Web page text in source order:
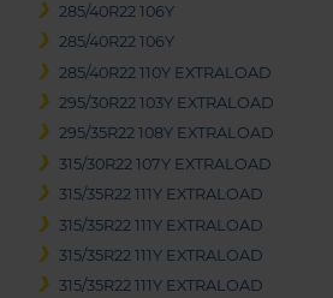
285/40R22 106Y
285/40R22 106Y
285/40R22 110Y EXTRALOAD
295/30R22 103Y EXTRALOAD
295/35R22 108Y EXTRALOAD
315/30R22 107Y EXTRALOAD
315/35R22 111Y EXTRALOAD
315/35R22 111Y EXTRALOAD
315/35R22 111Y EXTRALOAD
315/35R22 111Y EXTRALOAD